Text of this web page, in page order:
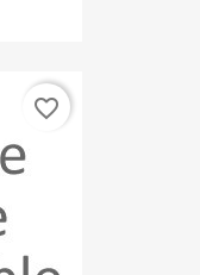
favorite_border